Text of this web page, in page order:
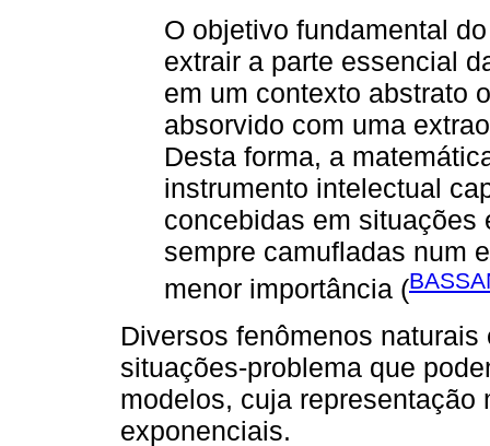
O objetivo fundamental
extrair a parte essencial
em um contexto abstrato
absorvido com uma
Desta forma, a
instrumento intelectual
concebidas em
sempre camufladas num
menor importância (
Diversos fenômenos
situações-problema que
modelos, cuja representação
exponenciais.